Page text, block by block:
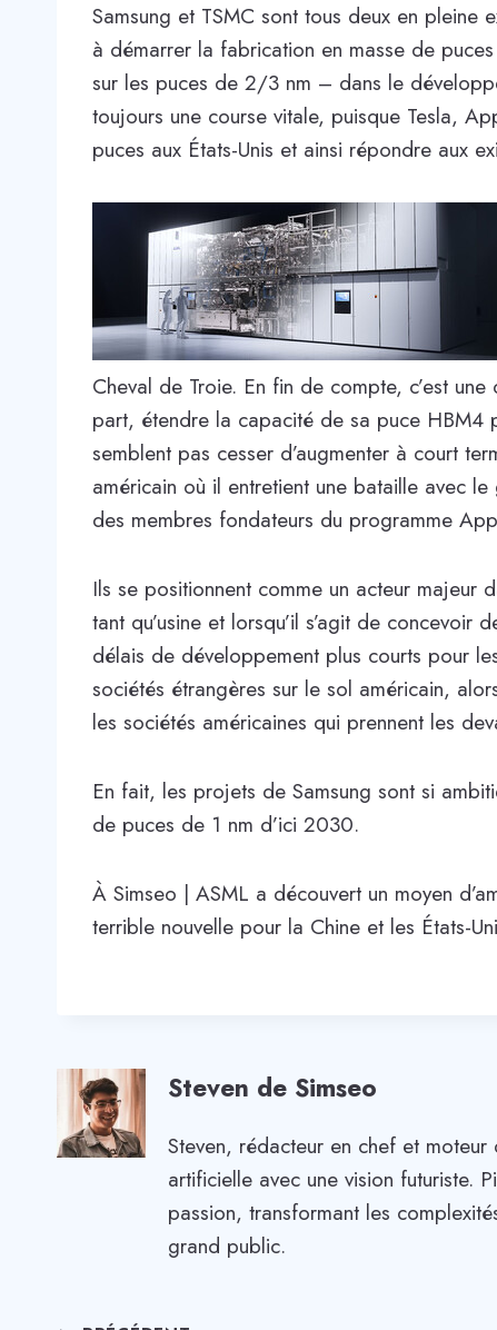
Samsung et TSMC sont tous deux en pleine
à démarrer la fabrication en masse de
sur les puces de 2/3 nm – dans le
toujours une course vitale, puisque Tesla,
puces aux États-Unis et ainsi répondre aux
Cheval de Troie. En fin de compte, c’est
part, étendre la capacité de sa puce HBM4
semblent pas cesser d’augmenter à court
américain où il entretient une bataille avec
des membres fondateurs du programme
Ils se positionnent comme un acteur majeur
tant qu’usine et lorsqu’il s’agit de concevoir
délais de développement plus courts pour
sociétés étrangères sur le sol américain,
les sociétés américaines qui prennent les
En fait, les projets de Samsung sont si
de puces de 1 nm d’ici 2030.
À Simseo | ASML a découvert un moyen
terrible nouvelle pour la Chine et les États-
Steven de Simseo
Steven, rédacteur en chef et
artificielle avec une vision futuriste.
passion, transformant les
grand public.